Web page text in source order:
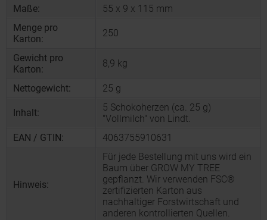
Maße:
55 x 9 x 115 mm
Menge pro
Karton:
250
Gewicht pro
Karton:
8,9 kg
Nettogewicht: 25 g
Inhalt:
5 Schokoherzen (ca. 25 g)
"Vollmilch" von Lindt.
EAN / GTIN:
4063755910631
Hinweis:
Für jede Bestellung mit uns wird ein
Baum über GROW MY TREE
gepflanzt. Wir verwenden FSC®
zertifizierten Karton aus
nachhaltiger Forstwirtschaft und
anderen kontrollierten Quellen.